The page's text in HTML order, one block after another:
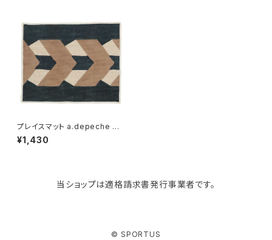
Like-it
KIND BAG LONDON
マザーズバッグ
パソコンケース
タオルハンガー
調理器具・調理小物
蚊やり
クッション・クッションカバー
その他
プレイスマット a.depeche mo
n chemin lunchon アデペシュ
モンシュマン ランチョンマット a
¥1,430
当ショップは適格請求書発行事業者です。
© SPORTUS